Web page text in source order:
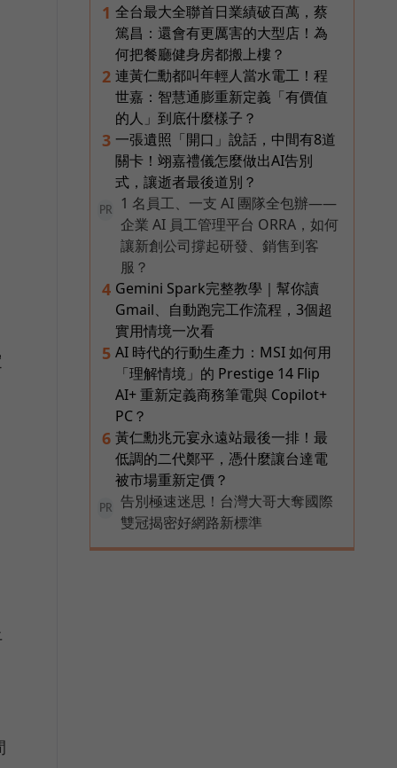
1 全台最大全聯首日業績破百萬，蔡
篤昌：還會有更厲害的大型店！為
何把餐廳健身房都搬上樓？
2 連黃仁勳都叫年輕人當水電工！程
世嘉：智慧通膨重新定義「有價值
的人」到底什麼樣子？
3 一張遺照「開口」說話，中間有8道
關卡！翊嘉禮儀怎麼做出AI告別
式，讓逝者最後道別？
PR
1 名員工、一支 AI 團隊全包辦——
企業 AI 員工管理平台 ORRA，如何
讓新創公司撐起研發、銷售到客
服？
4 Gemini Spark完整教學｜幫你讀
Gmail、自動跑完工作流程，3個超
實用情境一次看
5 AI 時代的行動生產力：MSI 如何用
「理解情境」的 Prestige 14 Flip
AI+ 重新定義商務筆電與 Copilot+
PC？
6 黃仁勳兆元宴永遠站最後一排！最
低調的二代鄭平，憑什麼讓台達電
被市場重新定價？
PR
告別極速迷思！台灣大哥大奪國際
雙冠揭密好網路新標準